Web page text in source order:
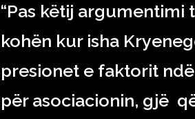
“Pas këtij
kohën kur isha
presionet e faktorit
për asociacionin, gjë